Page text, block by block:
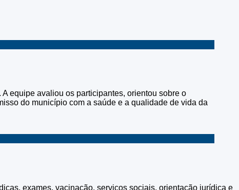
equipe avaliou os participantes, orientou sobre o
do município com a saúde e a qualidade de vida da
exames, vacinação, serviços sociais, orientação jurídica e